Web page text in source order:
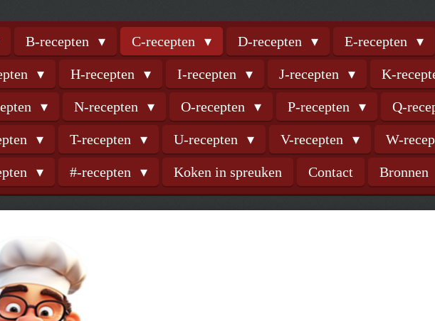
B-recepten C-recepten D-recepten E-recepten
H-recepten I-recepten J-recepten K-
N-recepten O-recepten P-recepten Q-
T-recepten U-recepten V-recepten W-
#-recepten Koken in spreuken Contact Bronnen